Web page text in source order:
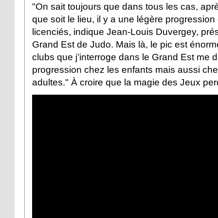
"On sait toujours que dans tous les cas,
que soit le lieu, il y a une légère
licenciés, indique Jean-Louis Duvergey,
Grand Est de Judo. Mais là, le pic est
clubs que j’interroge dans le Grand Est me
progression chez les enfants mais aussi
adultes." À croire que la magie des Jeux